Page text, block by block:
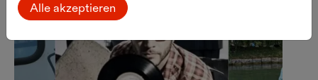
Alle akzeptieren